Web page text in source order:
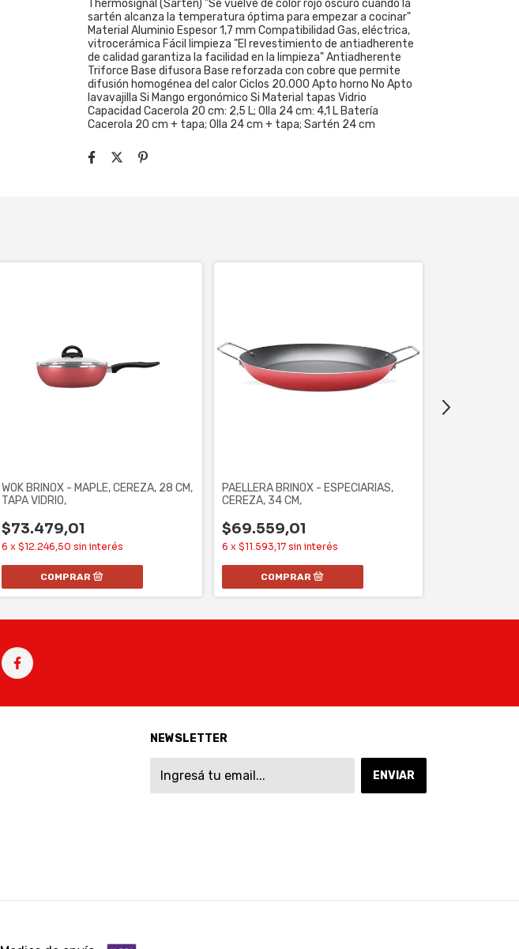
Thermosignal (Sartén) "Se vuelve de color rojo oscuro cuando la
sartén alcanza la temperatura óptima para empezar a cocinar"
Material Aluminio Espesor 1,7 mm Compatibilidad Gas, eléctrica,
vitrocerámica Fácil limpieza "El revestimiento de antiadherente
de calidad garantiza la facilidad en la limpieza" Antiadherente
Triforce Base difusora Base reforzada con cobre que permite
difusión homogénea del calor Ciclos 20.000 Apto horno No Apto
lavavajilla Si Mango ergonómico Si Material tapas Vidrio
Capacidad Cacerola 20 cm: 2,5 L; Olla 24 cm: 4,1 L Batería
Cacerola 20 cm + tapa; Olla 24 cm + tapa; Sartén 24 cm
WOK BRINOX - MAPLE, CEREZA, 28 CM,
TAPA VIDRIO,
$73.479,01
6 x $12.246,50 sin interés
PAELLERA BRINOX - ESPECIARIAS,
CEREZA, 34 CM,
$69.559,01
6 x $11.593,17 sin interés
NEWSLETTER